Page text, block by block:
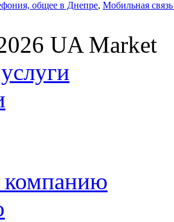
общее в Днепре, Мобильная
UA Market
компанию